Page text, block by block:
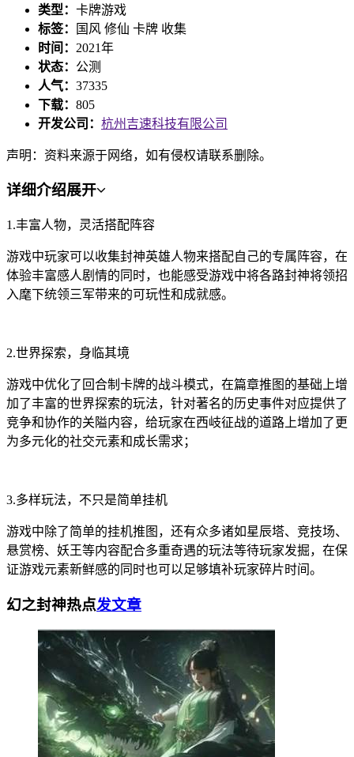
类型： 卡牌游戏
标签：
国风 修仙 卡牌 收集
时间： 2021年
状态： 公测
人气： 37335
下载： 805
开发公司： 杭州吉速科技有限公司
声明：资料来源于网络，如有侵权请联系删除。
详细介绍展开
1.丰富人物，灵活搭配阵容
游戏中玩家可以收集封神英雄人物来搭配自己的专属阵容，在
体验丰富感人剧情的同时，也能感受游戏中将各路封神将领招
入麾下统领三军带来的可玩性和成就感。
2.世界探索，身临其境
游戏中优化了回合制卡牌的战斗模式，在篇章推图的基础上增
加了丰富的世界探索的玩法，针对著名的历史事件对应提供了
竞争和协作的关隘内容，给玩家在西岐征战的道路上增加了更
为多元化的社交元素和成长需求；
3.多样玩法，不只是简单挂机
游戏中除了简单的挂机推图，还有众多诸如星辰塔、竞技场、
悬赏榜、妖王等内容配合多重奇遇的玩法等待玩家发掘，在保
证游戏元素新鲜感的同时也可以足够填补玩家碎片时间。
幻之封神热点发文章